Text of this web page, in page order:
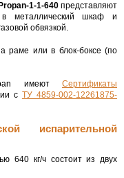
1-1-640 представляют
в металлический шкаф и
обвязкой.
раме или в блок-боксе (по
имеют Сертификаты
с ТУ 4859-002-12261875-
испарительной
640 кг/ч состоит из двух